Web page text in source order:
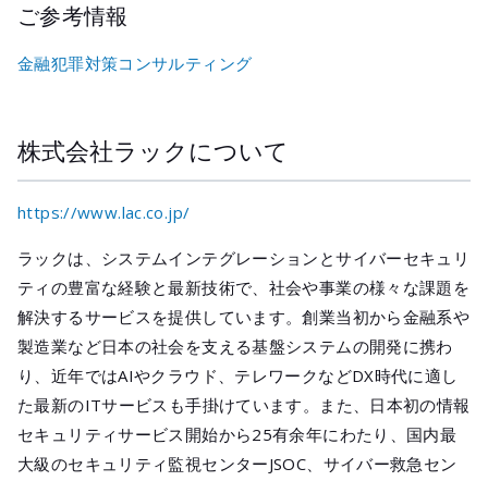
ご参考情報
金融犯罪対策コンサルティング
株式会社ラックについて
https://www.lac.co.jp/
ラックは、システムインテグレーションとサイバーセキュリ
ティの豊富な経験と最新技術で、社会や事業の様々な課題を
解決するサービスを提供しています。創業当初から金融系や
製造業など日本の社会を支える基盤システムの開発に携わ
り、近年ではAIやクラウド、テレワークなどDX時代に適し
た最新のITサービスも手掛けています。また、日本初の情報
セキュリティサービス開始から25有余年にわたり、国内最
大級のセキュリティ監視センターJSOC、サイバー救急セン